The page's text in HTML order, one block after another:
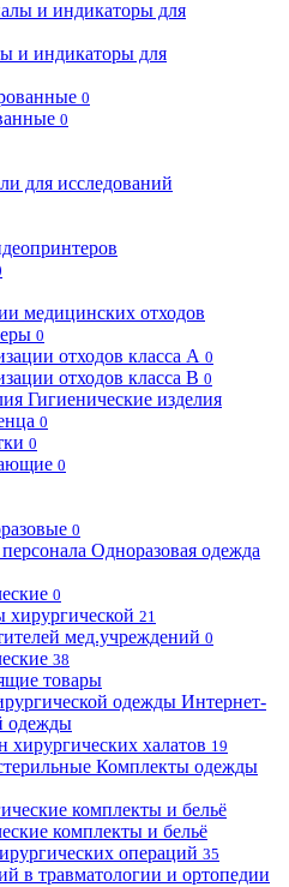
и индикаторы для
0
0
для исследований
медицинских отходов
0
отходов класса А 0
отходов класса В 0
Гигиенические изделия
0
0
0
0
Одноразовая одежда
0
21
мед.учреждений 0
38
товары
Интернет-
одежды
хирургических халатов 19
Комплекты одежды
комплекты и бельё
операций 35
в травматологии и ортопедии